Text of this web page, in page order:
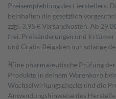
Preisempfehlung des Herstellers.
beinhalten die gesetzlich
zzgl. 3,95 € Versandkosten. Ab
frei. Preisänderungen und
und Gratis-Beigaben nur solange
1 Eine pharmazeutische Prüfung
Produkte in deinem Warenkorb
Wechselwirkungschecks und die
Anwendungshinweise des